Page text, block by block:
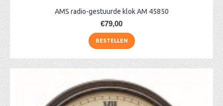
AMS radio-gestuurde klok AM 45850
€79,00
BESTELLEN